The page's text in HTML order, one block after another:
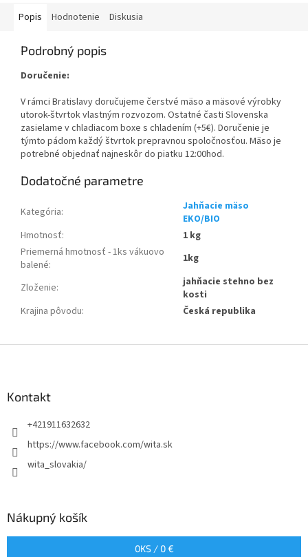
Popis Hodnotenie Diskusia
Podrobný popis
Doručenie:
V rámci Bratislavy doručujeme čerstvé mäso a mäsové výrobky
utorok-štvrtok vlastným rozvozom. Ostatné časti Slovenska
zasielame v chladiacom boxe s chladením (+5€). Doručenie je
týmto pádom každý štvrtok prepravnou spoločnosťou. Mäso je
potrebné objednať najneskôr do piatku 12:00hod.
Dodatočné parametre
Kategória:
Jahňacie mäso
EKO/BIO
Hmotnosť:
1 kg
Priemerná hmotnosť - 1ks vákuovo
balené: 1kg
Zloženie:
jahňacie stehno bez
kosti
Krajina pôvodu: Česká republika
Kontakt
+421911632632
https://www.facebook.com/wita.sk
wita_slovakia/
Nákupný košík
0KS / 0 €